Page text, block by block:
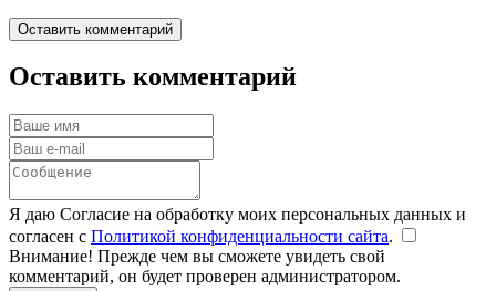
Оставить комментарий
Оставить комментарий
Я даю Согласие на обработку моих персональных данных и
согласен с Политикой конфиденциальности сайта.
Внимание! Прежде чем вы сможете увидеть свой
комментарий, он будет проверен администратором.